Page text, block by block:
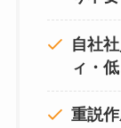
自社
ィ・
重説